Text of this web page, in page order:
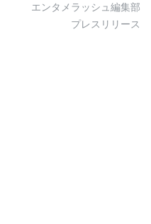
エンタメラッシュ編集部
プレスリリース